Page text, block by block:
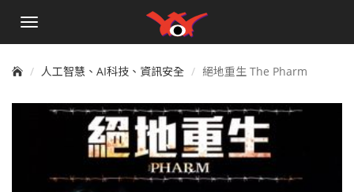
手
單
人工智慧、AI科技、資訊安全 絕地重生 The Pharm